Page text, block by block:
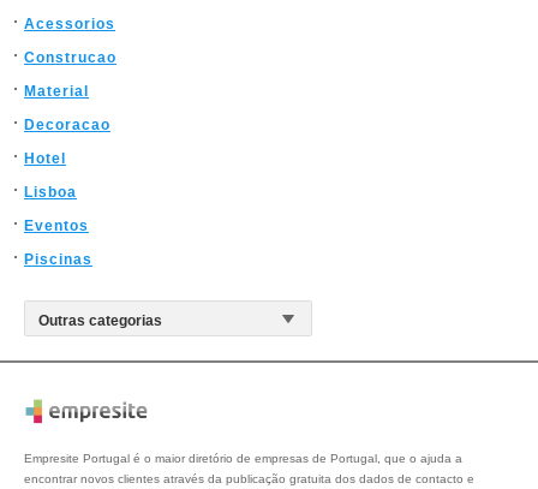
Acessorios
Construcao
Material
Decoracao
Hotel
Lisboa
Eventos
Piscinas
Empresite Portugal é o maior diretório de empresas de Portugal, que o ajuda a
encontrar novos clientes através da publicação gratuita dos dados de contacto e